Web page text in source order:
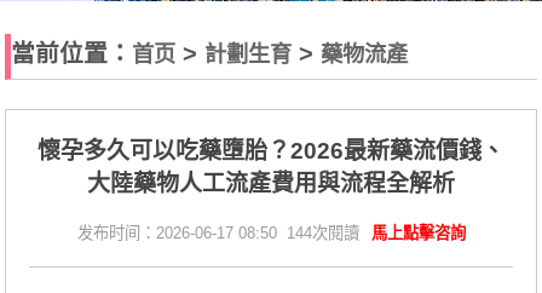
當前位置： 首页 > 計劃生育 > 藥物流產
懷孕多久可以吃藥墮胎？2026最新藥流價錢、
大陸藥物人工流產費用與流程全解析
发布时间：2026-06-17 08:50 144次閱讀 馬上點擊咨詢